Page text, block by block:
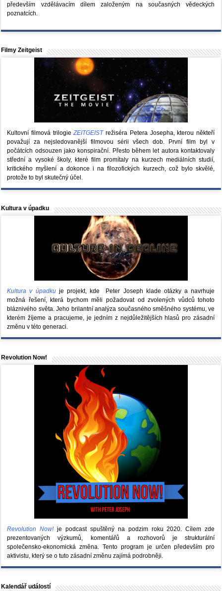
především vzdělávacím dílem založeným na současných vědeckých
poznatcích.
Filmy Zeitgeist
Kultovní filmová trilogieZEITGEISTrežiséra Petera Josepha, kterou někteří
považují za nejsledovanější filmovou sérii všech dob. První film byl v
počátcích odsouzen jako konspirační. Přesto během let autora kontaktovaly
střední a vysoké školy, které film promítaly na kurzech mediálních studií,
kritického myšlení a dokonce i na filozofických kurzech, což bylo skvělé,
protože to byl skutečný účel.
Kultura v úpadku
Kultura v úpadkuje projekt, kde Peter Joseph klade otázky a navrhuje
možná řešení, která bychom měli požadovat od zvolených vůdců tohoto
bláznivého světa. Jeho brilantní analýza současného směšného systému, ve
kterém žíjeme a pracujeme, je jedním z nejdůležitějších hlasů pro zásadní
změnu v této generaci.
Revolution Now!
Revolution Now! je podcast spuštěný na podzim roku 2020.Cílem zde
prezentovaných výzkumů, komentářů a rozhovorů je strukturální
společensko-ekonomická změna. Tento program je určen především pro
aktivistu, který se o tuto zásadní změnu zajímá podrobněji.
Kalendář událostí